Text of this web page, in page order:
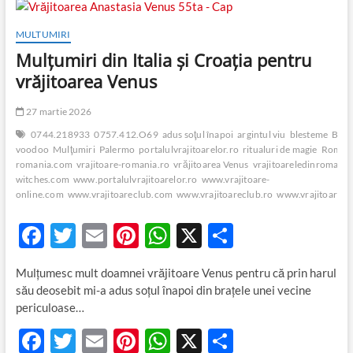
k
p
b
o
o
k
er
es s
p
ă
MULTUMIRI
Mulţumiri din Italia și Croația pentru
vrăjitoarea Venus
27 martie 2026
0744.218933 0757.412.O69 adus soţul înapoi argintul viu blesteme
voodoo Mulţumiri Palermo portalulvrajitoarelor.ro ritualuri de magie Roma
romania.com vrajitoare-romania.ro vrăjitoarea Venus
witches.com www.portalulvrajitoarelor.ro www.vrajitoare-
online.com www.vrajitoareclub.com www.vrajitoareclub.ro
F
e
b
o
T
itt
er
E
ail
Pi
er
t
W
at
A
X P
ta
az
Mulţumesc mult doamnei vrăjitoare Venus pentru că prin harul
său deosebit mi-a adus soţul înapoi din braţele unei vecine
periculoase…
F T E Pi WX P